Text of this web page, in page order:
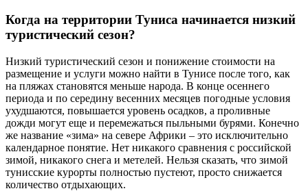
Когда на территории Туниса начинается низкий
туристический сезон?
Низкий туристический сезон и понижение стоимости на
размещение и услуги можно найти в Тунисе после того, как
на пляжах становятся меньше народа. В конце осеннего
периода и по середину весенних месяцев погодные условия
ухудшаются, повышается уровень осадков, а проливные
дожди могут еще и перемежаться пыльными бурями. Конечно
же название «зима» на севере Африки – это исключительно
календарное понятие. Нет никакого сравнения с российской
зимой, никакого снега и метелей. Нельзя сказать, что зимой
тунисские курорты полностью пустеют, просто снижается
количество отдыхающих.